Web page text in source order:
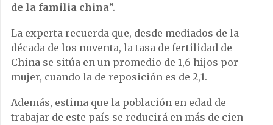
de la familia china”.
La experta recuerda que, desde mediados de la
década de los noventa, la tasa de fertilidad de
China se sitúa en un promedio de 1,6 hijos por
mujer, cuando la de reposición es de 2,1.
Además, estima que la población en edad de
trabajar de este país se reducirá en más de cien